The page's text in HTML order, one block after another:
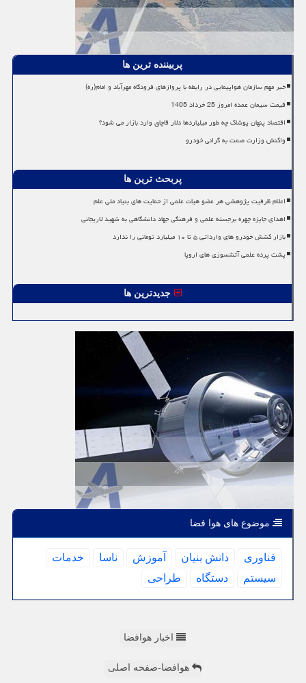
پربیننده ترین ها
خبر مهم سازمان هواپیمایی در رابطه با پروازهای فرودگاه مهرآباد و امام(ره)
قیمت سیمان عمده امروز 25 خرداد 1405
اقتصاد پنهان پوشاک چه طور میلیاردها دلار قاچاق وارد بازار می شود؟
واکنش وزارت صمت به گرانی خودرو
پربحث ترین ها
اعلام ظرفیت پژوهشی هر عضو هیات علمی از حمایت های بنیاد ملی علم
اهدای جایزه چهره برجسته علمی و فرهنگی جهاد دانشگاهی به شهید لاریجانی
بازار کشش خودرو های وارداتی ۵ تا ۱۰ میلیارد تومانی را ندارد
پشت پرده علمی آتشسوزی های اروپا
جدیدترین ها
موضوع های هوا فضا
فناوری دانش بنیان آموزش ناسا
خدمات
سیستم
دستگاه طراحی
اخبار هوافضا
هوافضا-صفحه اصلی